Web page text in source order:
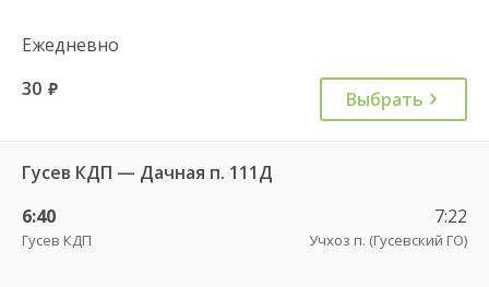
Ежедневно
30 руб. Выбрать
Гусев КДП — Дачная п. 111Д
6:40
Гусев КДП
7:22
Учхоз п. (Гусевский ГО)